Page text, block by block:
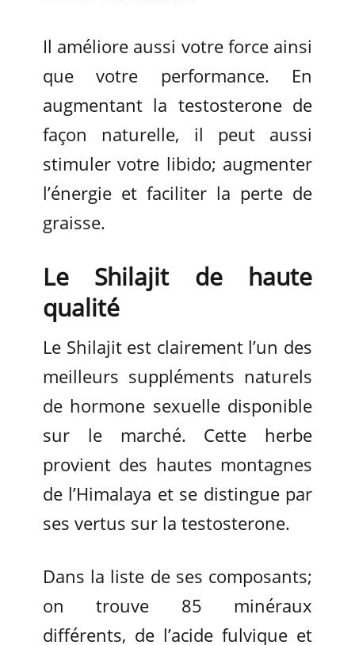
Il améliore aussi votre force ainsi
que votre performance. En
augmentant la testosterone de
façon naturelle, il peut aussi
stimuler votre libido; augmenter
l’énergie et faciliter la perte de
graisse.
Le Shilajit de haute
qualité
Le Shilajit est clairement l’un des
meilleurs suppléments naturels
de hormone sexuelle disponible
sur le marché. Cette herbe
provient des hautes montagnes
de l’Himalaya et se distingue par
ses vertus sur la testosterone.
Dans la liste de ses composants;
on trouve 85 minéraux
différents, de l’acide fulvique et